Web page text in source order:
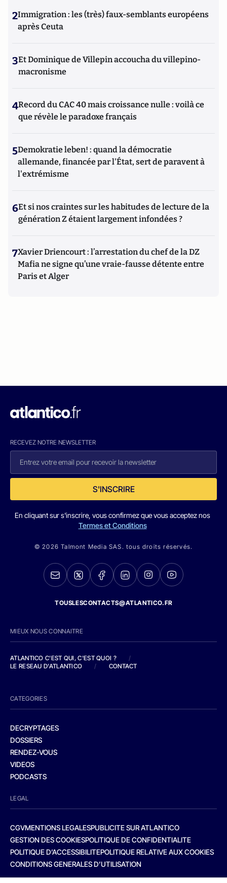
2Immigration : les (très) faux-semblants européens
après Ceuta
3Et Dominique de Villepin accoucha du villepino-
macronisme
4Record du CAC 40 mais croissance nulle : voilà ce
que révèle le paradoxe français
5Demokratie leben! : quand la démocratie
allemande, financée par l'État, sert de paravent à
l'extrémisme
6Et si nos craintes sur les habitudes de lecture de la
génération Z étaient largement infondées ?
7Xavier Driencourt : l’arrestation du chef de la DZ
Mafia ne signe qu’une vraie-fausse détente entre
Paris et Alger
RECEVEZ NOTRE NEWSLETTER
S'INSCRIRE
En cliquant sur s'inscrire, vous confirmez que vous acceptez nos
Termes et Conditions
© 2026 Talmont Media SAS. tous droits réservés.
TOUSLESCONTACTS@ATLANTICO.FR
MIEUX NOUS CONNAITRE
ATLANTICO C'EST QUI, C'EST QUOI ?
/
LE RESEAU D'ATLANTICO
/ CONTACT
CATEGORIES
DECRYPTAGES
DOSSIERS
RENDEZ-VOUS
VIDEOS
PODCASTS
LEGAL
CGVMENTIONS LEGALESPUBLICITE SUR ATLANTICO
GESTION DES COOKIESPOLITIQUE DE CONFIDENTIALITE
POLITIQUE D’ACCESSIBILITEPOLITIQUE RELATIVE AUX COOKIES
CONDITIONS GENERALES D’UTILISATION